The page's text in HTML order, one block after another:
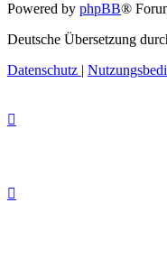
Powered by phpBB®
Deutsche Übersetzung
Datenschutz |